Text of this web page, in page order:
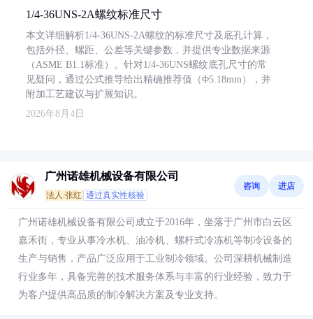
1/4-36UNS-2A螺纹标准尺寸
本文详细解析1/4-36UNS-2A螺纹的标准尺寸及底孔计算，
包括外径、螺距、公差等关键参数，并提供专业数据来源
（ASME B1.1标准）。针对1/4-36UNS螺纹底孔尺寸的常
见疑问，通过公式推导给出精确推荐值（Φ5.18mm），并
附加工艺建议与扩展知识。
2026年8月4日
广州诺雄机械设备有限公司
法人:张红 通过真实性核验
咨询 进店
广州诺雄机械设备有限公司成立于2016年，坐落于广州市白云区
嘉禾街，专业从事冷水机、油冷机、螺杆式冷冻机等制冷设备的
生产与销售，产品广泛应用于工业制冷领域。公司深耕机械制造
行业多年，具备完善的技术服务体系与丰富的行业经验，致力于
为客户提供高品质的制冷解决方案及专业支持。